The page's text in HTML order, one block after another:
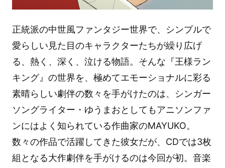
正統派の中世風ファンタジー世界で、シンプルで
愛らしい見た目のキャラクターたちが繰り広げ
る、熱く、深く、泣ける物語。そんな『王様ラン
キング』の世界を、極めてエモーショナルに彩る
素晴らしい劇伴の数々を手がけたのは、シンガー
ソングライター・ゆうまおとしてもアニソンファ
ンにはよく知られている作曲家のMAYUKO。
数々の作品で活躍してきた彼女だが、CDでは3枚
組となる大作劇伴を手がけるのは今回が初。音楽